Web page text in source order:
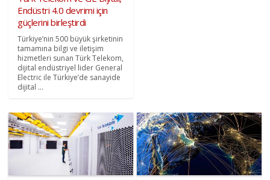
Endüstri 4.0 devrimi için
güçlerini birleştirdi
Türkiye’nin 500 büyük şirketinin
tamamına bilgi ve iletişim
hizmetleri sunan Türk Telekom,
dijital endüstriyel lider General
Electric ile Türkiye’de sanayide
dijital ...